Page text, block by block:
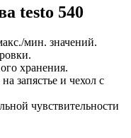
testo 540
мин. значений.
хранения.
запястье и чехол с
чувствительности